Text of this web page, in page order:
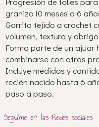
granizo (0 meses a 6
Gorrito tejido a crochet
volumen, textura y
Forma parte de un ajuar
combinarse con otras
Incluye medidas y
recién nacido hasta 6
paso a paso.
Seguime en las Redes sociales